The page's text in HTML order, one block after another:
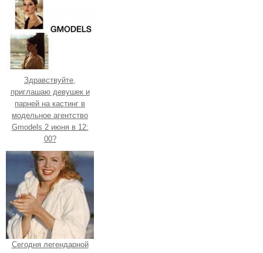
Здравствуйте,
приглашаю девушек и
парней на кастинг в
модельное агентство
Gmodels 2 июня в 12:
00?
Сегодня легендарной